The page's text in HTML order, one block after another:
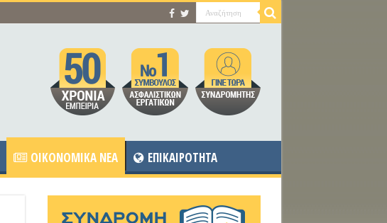
OIKONOMIKA NEA ΕΠΙΚΑΙΡΟΤΗΤΑ